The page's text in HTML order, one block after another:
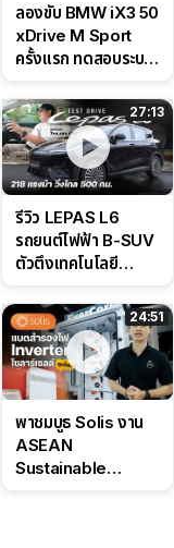
ลองขับ BMW iX3 50
xDrive M Sport
ครั้งแรก ทดสอบระบบ
Performance แบบ
จัดเต็มในสนาม
27:13
รีวิว LEPAS L6
รถยนต์ไฟฟ้า B-SUV
ตัวตึงเทคโนโลยี
ล่างหนึบ ลุ้นราคา 7
แสนต้น
24:51
พาชมบูธ Solis งาน
ASEAN
Sustainable